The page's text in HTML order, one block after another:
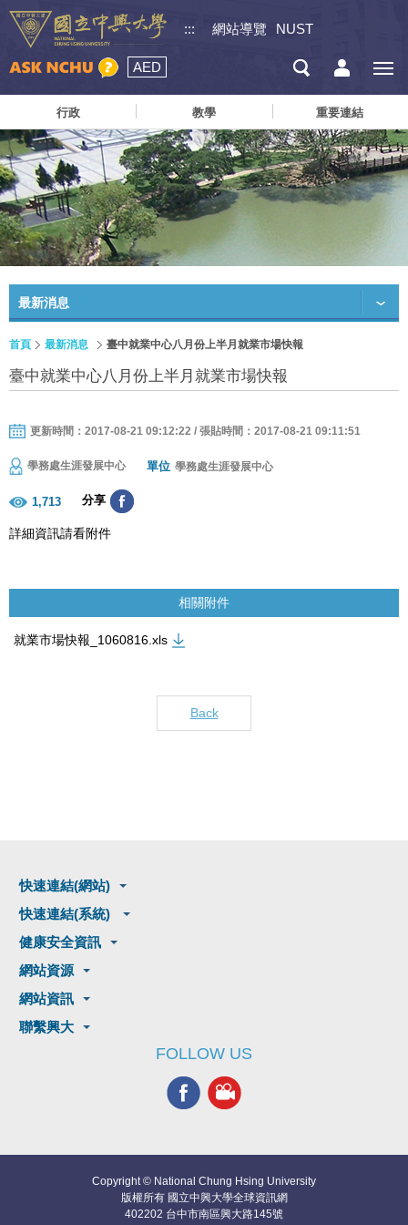
::: 網站導覽 NUST
AED
行政 教學 重要連結
最新消息
首頁 最新消息 臺中就業中心八月份上半月就業市場快報
臺中就業中心八月份上半月就業市場快報
更新時間：2017-08-21 09:12:22 / 張貼時間：2017-08-21 09:11:51
學務處生涯發展中心 單位 學務處生涯發展中心
1,713 分享
詳細資訊請看附件
相關附件
就業市場快報_1060816.xls
Back
快速連結(網站)
快速連結(系統)
健康安全資訊
網站資源
網站資訊
聯繫興大
FOLLOW US
Copyright © National Chung Hsing University
版權所有 國立中興大學全球資訊網
402202 台中市南區興大路145號